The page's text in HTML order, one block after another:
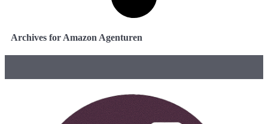
Archives for Amazon Agenturen